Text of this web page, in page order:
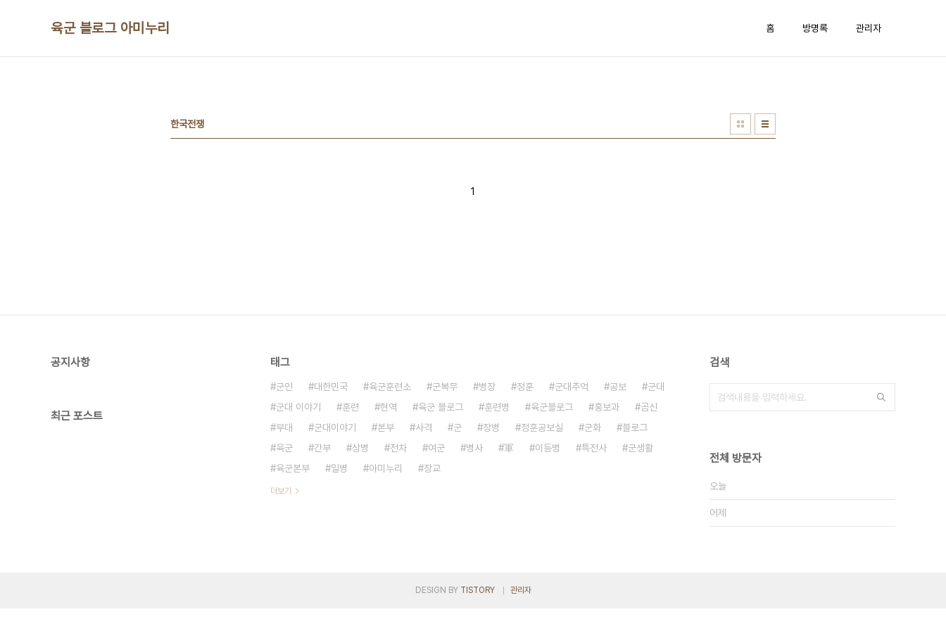
육군 블로그 아미누리 홈 방명록 관리자
한국전쟁
1
공지사항
최근 포스트
태그
군인 대한민국 육군훈련소 군복무 병장 정훈 군대추억 공보
군대
군대 이야기
훈련 현역 육군 블로그 훈련병 육군블로그 홍보과
곰신
부대
군대이야기 본부 사격 군 장병 정훈공보실 군화
블로그
육군
간부 상병 전차 여군 병사 軍 이등병 특전사
군생활
육군본부
일병 아미누리 장교
더보기
검색
전체 방문자
오늘
어제
DESIGN BY TISTORY 관리자